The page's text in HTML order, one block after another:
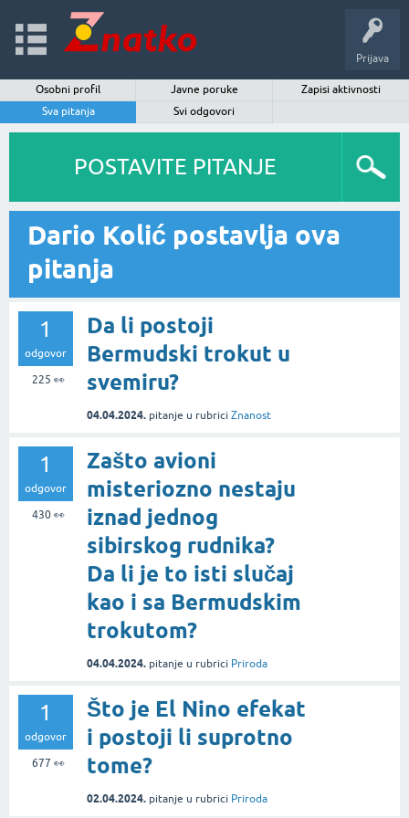
Prijava
Osobni profil Javne poruke
Zapisi aktivnosti
Sva pitanja
Svi odgovori
POSTAVITE PITANJE
Dario Kolić postavlja ova
pitanja
1
odgovor
225 👀
Da li postoji
Bermudski trokut u
svemiru?
04.04.2024. pitanje u rubrici Znanost
1
odgovor
430👀
Zašto avioni
misteriozno nestaju
iznad jednog
sibirskog rudnika?
Da li je to isti slučaj
kao i sa Bermudskim
trokutom?
04.04.2024. pitanje u rubrici Priroda
1
odgovor
677 👀
Što je El Nino efekat
i postoji li suprotno
tome?
02.04.2024. pitanje u rubrici Priroda